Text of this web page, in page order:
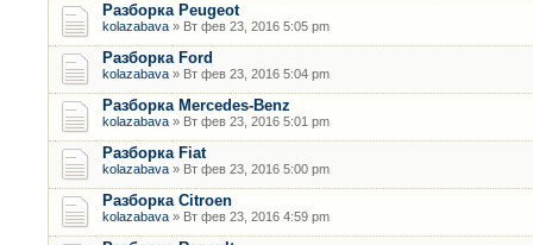
Разборка Peugeot
kolazabava » Вт фев 23, 2016 5:05 pm
Разборка Ford
kolazabava » Вт фев 23, 2016 5:04 pm
Разборка Mercedes-Benz
kolazabava » Вт фев 23, 2016 5:01 pm
Разборка Fiat
kolazabava » Вт фев 23, 2016 5:00 pm
Разборка Citroen
kolazabava » Вт фев 23, 2016 4:59 pm